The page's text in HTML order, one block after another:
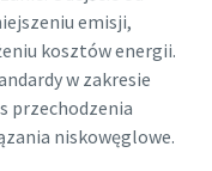
emisji,
kosztów energii.
w zakresie
przechodzenia
niskowęglowe.